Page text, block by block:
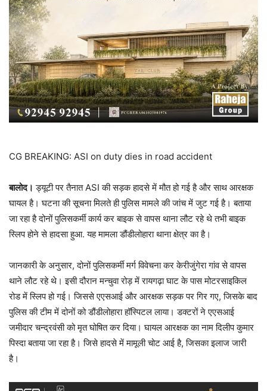
CG BREAKING: ASI on duty dies in road accident
बालोद। ड्यूटी पर तैनात ASI की सड़क हादसे में मौत हो गई है और साथ आरक्षक
घायल है। घटना की सूचना मिलते ही पुलिस मामले की जांच में जुट गई है। बताया
जा रहा है दोनों पुलिसकर्मी कार्य कर बाइक से वापस थाना लौट रहे थे तभी बाइक
स्लिप होने से हादसा हुआ. यह मामला डौंडीलोहारा थाना क्षेत्र का है।
जानकारी के अनुसार, दोनों पुलिसकर्मी मर्ग विवेचना कर केरीजुंगेरा गांव से वापस
थाने लौट रहे थे। इसी दौरान मन्चुवा रोड़ में रायगढ़ा घाट के पास मोटरसाइकिल
रोड में स्लिप हो गई। जिससे एएसआई और आरक्षक सड़क पर गिर गए, जिसके बाद
पुलिस की टीम में दोनों को डौंडीलोहारा हॉस्पिटल लाया। डक्टरों ने एएसआई
जमीदार चन्द्रवंसी को मृत घोषित कर दिया। घायल आरक्षक का नाम दिलीप कुमार
पिस्दा बताया जा रहा है। जिसे हादसे में मामूली चोट आई है, जिसका इलाज जारी
है।